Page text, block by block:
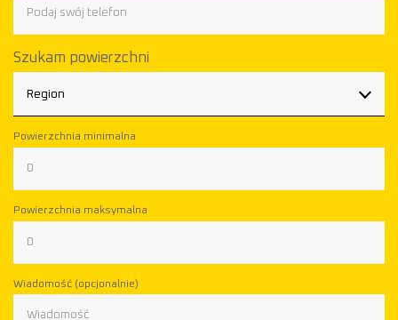
Szukam powierzchni
Region
Powierzchnia minimalna
Powierzchnia maksymalna
Wiadomość (opcjonalnie)